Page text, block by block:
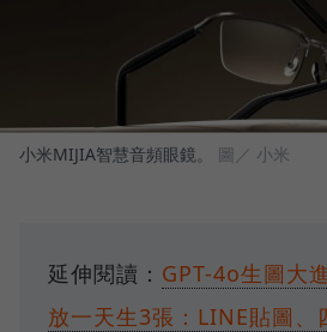
小米MIJIA智慧音頻眼鏡。 圖／ 小米
延伸閱讀： GPT-4o生圖大
放一天生3張：LINE貼圖、